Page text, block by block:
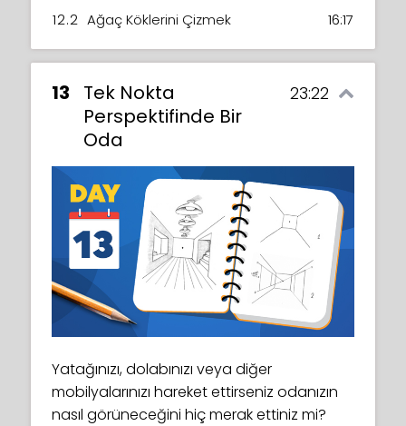
12.2 Ağaç Köklerini Çizmek 16:17
13
Tek Nokta
Perspektifinde Bir
Oda
23:22
Yatağınızı, dolabınızı veya diğer
mobilyalarınızı hareket ettirseniz odanızın
nasıl görüneceğini hiç merak ettiniz mi?